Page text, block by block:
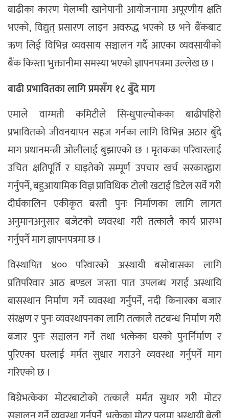
बाढीका कारण मेलम्ची खानेपानी आयोजनामा अपूरणीय क्षति
भएको, विद्युत् प्रसारण लाइन अवरुद्ध भएको छ भने बैंकबाट
ऋण लिई विभिन्न व्यवसाय सञ्चालन गर्दै आएका व्यवसायीको
बैंक किस्ता भुक्तानीमा समस्या भएको ज्ञापनपत्रमा उल्लेख छ ।
बाढी प्रभावितका लागि प्रमसँग १८ बुँदे माग
एमाले वाग्मती कमिटीले सिन्धुपाल्चोकका बाढीपहिरो
प्रभावितको जीवनयापन सहज गर्नका लागि विभिन्न अठार बुँदे
माग प्रधानमन्त्री ओलीलाई बुझाएको छ । मृतकका परिवारलाई
उचित क्षतिपूर्ति र घाइतेको सम्पूर्ण उपचार खर्च सरकारद्वारा
गर्नुपर्ने, बहुआयामिक विज्ञ प्राविधिक टोली खटाई डिटेल सर्वे गरी
दीर्घकालिन एकीकृत बस्ती पुनः निर्माणका लागि लागत
अनुमानअनुसार बजेटको व्यवस्था गरी तत्कालै कार्य प्रारम्भ
गर्नुपर्ने माग ज्ञापनपत्रमा छ ।
विस्थापित ४०० परिवारको अस्थायी बसोबासका लागि
प्रतिपरिवार आठ बण्डल जस्ता पात उपलब्ध गराई अस्थायि
बासस्थान निर्माण गर्ने व्यवस्था गर्नुपर्ने, नदी किनारका बजार
संरक्षण र पुनः व्यवस्थापनका लागि तत्कालै तटबन्ध निर्माण गरी
बजार पुनः सञ्चालन गर्ने तथा भत्केका घरको पुनर्निर्माण र
पुरिएका घरलाई मर्मत सुधार गराउने व्यवस्था गर्नुपर्ने माग
गरिएको छ ।
बिग्रेभत्केका मोटरबाटोको तत्कालै मर्मत सुधार गरी मोटर